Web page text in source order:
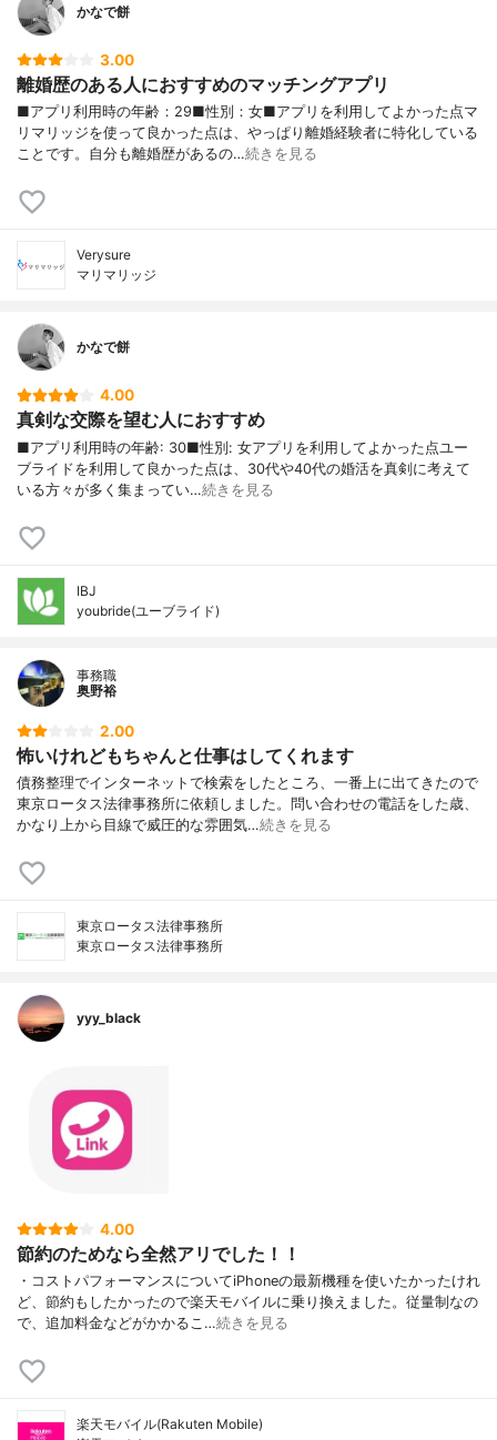
かなで餅
3.00
離婚歴のある人におすすめのマッチングアプリ
■アプリ利用時の年齢：29■性別：女■アプリを利用してよかった点マ
リマリッジを使って良かった点は、やっぱり離婚経験者に特化している
ことです。自分も離婚歴があるの…続きを見る
Verysure
マリマリッジ
かなで餅
4.00
真剣な交際を望む人におすすめ
■アプリ利用時の年齢: 30■性別: 女アプリを利用してよかった点ユー
ブライドを利用して良かった点は、30代や40代の婚活を真剣に考えて
いる方々が多く集まってい…続きを見る
IBJ
youbride(ユーブライド)
事務職
奥野裕
2.00
怖いけれどもちゃんと仕事はしてくれます
債務整理でインターネットで検索をしたところ、一番上に出てきたので
東京ロータス法律事務所に依頼しました。問い合わせの電話をした歳、
かなり上から目線で威圧的な雰囲気…続きを見る
東京ロータス法律事務所
東京ロータス法律事務所
yyy_black
4.00
節約のためなら全然アリでした！！
・コストパフォーマンスについてiPhoneの最新機種を使いたかったけれ
ど、節約もしたかったので楽天モバイルに乗り換えました。従量制なの
で、追加料金などがかかるこ…続きを見る
楽天モバイル(Rakuten Mobile)